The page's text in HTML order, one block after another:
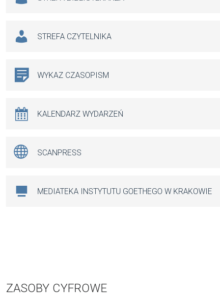
STREFA CZYTELNIKA
WYKAZ CZASOPISM
KALENDARZ WYDARZEŃ
SCANPRESS
MEDIATEKA INSTYTUTU GOETHEGO W KRAKOWIE
ZASOBY CYFROWE